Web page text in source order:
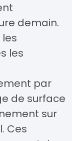
demain.
les
les
par
de surface
sur
Ces